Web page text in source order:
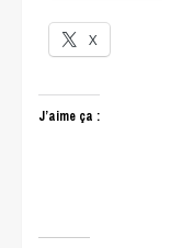
X
J’aime ça :